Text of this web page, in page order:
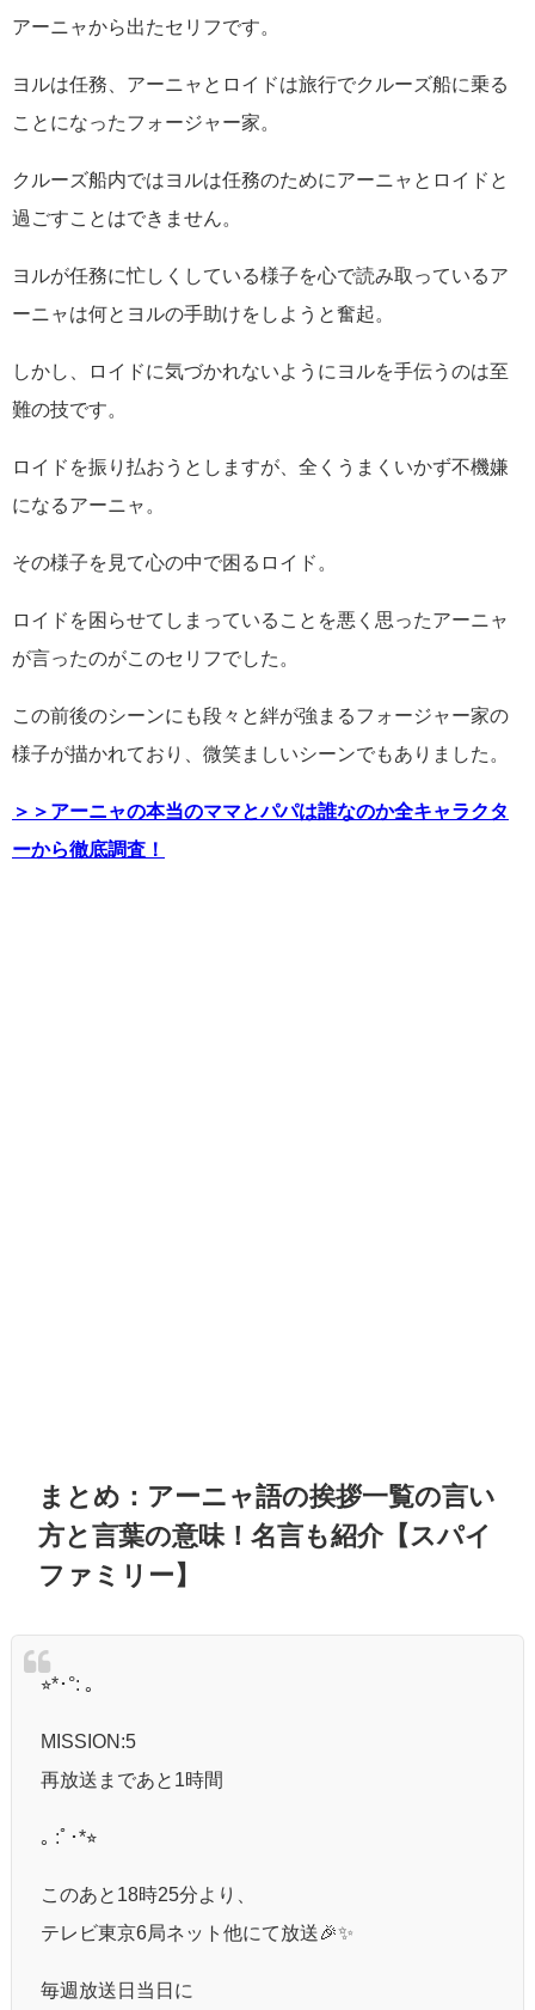
アーニャから出たセリフです。
ヨルは任務、アーニャとロイドは旅行でクルーズ船に乗る
ことになったフォージャー家。
クルーズ船内ではヨルは任務のためにアーニャとロイドと
過ごすことはできません。
ヨルが任務に忙しくしている様子を心で読み取っているア
ーニャは何とヨルの手助けをしようと奮起。
しかし、ロイドに気づかれないようにヨルを手伝うのは至
難の技です。
ロイドを振り払おうとしますが、全くうまくいかず不機嫌
になるアーニャ。
その様子を見て心の中で困るロイド。
ロイドを困らせてしまっていることを悪く思ったアーニャ
が言ったのがこのセリフでした。
この前後のシーンにも段々と絆が強まるフォージャー家の
様子が描かれており、微笑ましいシーンでもありました。
＞＞アーニャの本当のママとパパは誰なのか全キャラクタ
ーから徹底調査！
まとめ：アーニャ語の挨拶一覧の言い
方と言葉の意味！名言も紹介【スパイ
ファミリー】
⭐︎*･°: ｡
MISSION:5
再放送まであと1時間
｡ :ﾟ･*⭐︎
このあと18時25分より、
テレビ東京6局ネット他にて放送🎉✨
毎週放送日当日に